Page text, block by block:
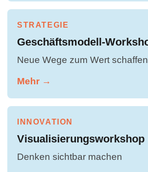
STRATEGIE
Geschäftsmodell-
Neue Wege zum Wert schaffen
Mehr →
INNOVATION
Visualisierungsworkshop
Denken sichtbar machen